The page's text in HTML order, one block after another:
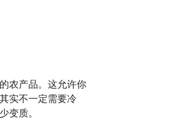
农产品。这允许你
实不一定需要冷
变质。